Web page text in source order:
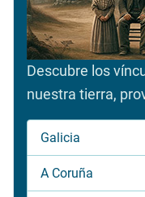
Descubre los
nuestra tierra,
Galicia
A Coruña